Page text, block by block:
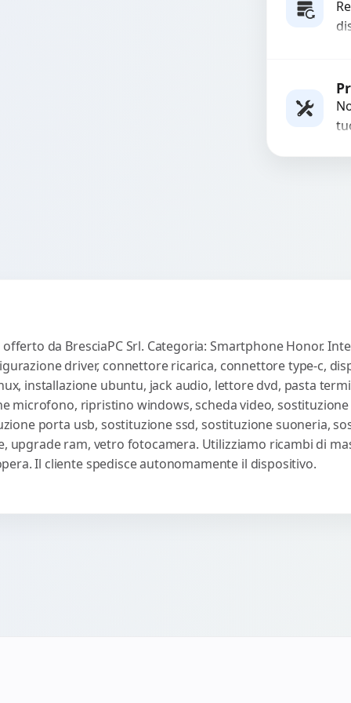
in
da BresciaPC Srl. Categoria: Smartphone Honor.
driver, connettore ricarica, connettore type-c,
installazione ubuntu, jack audio, lettore dvd, pasta
microfono, ripristino windows, scheda video,
porta usb, sostituzione ssd, sostituzione suoneria,
upgrade ram, vetro fotocamera. Utilizziamo ricambi di
Il cliente spedisce autonomamente il dispositivo.